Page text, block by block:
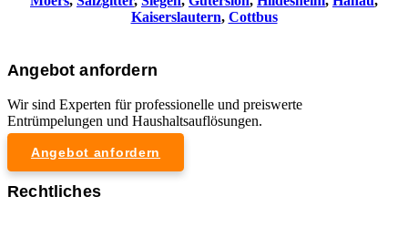
Kaiserslautern, Cottbus
Angebot anfordern
Wir sind Experten für professionelle und preiswerte
Entrümpelungen und Haushaltsauflösungen.
Angebot anfordern
Rechtliches